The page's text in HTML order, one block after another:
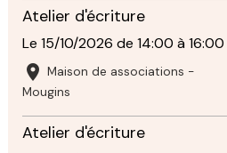
Atelier d'écriture
Le 15/10/2026 de 14:00 à 16:00
Maison de associations -
Mougins
Atelier d'écriture